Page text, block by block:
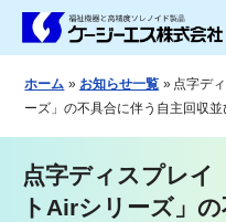
ホーム お知らせ一覧
点字デ
ーズ」の不具合に伴う自主回収
点字ディスプレイ
トAirシリーズ」